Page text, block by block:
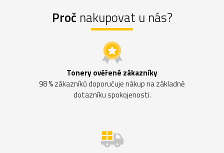
Proč nakupovat u nás?
Tonery ověřené zákazníky
98 % zákazníků doporučuje nákup na základně
dotazníku spokojenosti.